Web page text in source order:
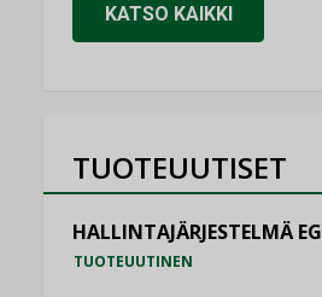
KATSO KAIKKI
TUOTEUUTISET
HALLINTAJÄRJESTELMÄ EG
TUOTEUUTINEN